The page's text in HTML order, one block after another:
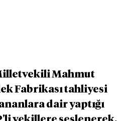
Mahmut
Fabrikası tahliyesi
dair yaptığı